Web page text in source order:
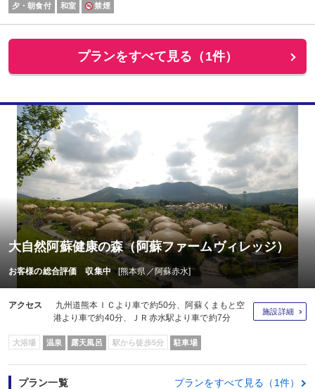
夕・朝食付
和室 禁煙
プランをすべて見る（1件）
大自然阿蘇健康の森（阿蘇ファームヴィレッジ）
お客様の総合評価 収集中 [熊本県／阿蘇赤水]
アクセス
九州道熊本ＩＣより車で約50分、阿蘇くまもと空
港より車で約40分、ＪＲ赤水駅より車で約7分
施設詳細
大浴場 温泉 露天風呂 駅から徒歩5分 駐車場
プラン一覧 プランをすべて見る（1件）